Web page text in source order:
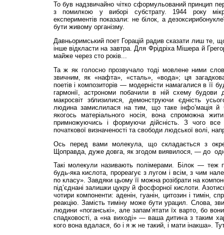
То був надзвичайно чітко сформульований принцип
з помилкою у виборі субстрату. 1944 року
експериментів показали: не білок, а
бути живому організму.
Давньоримський поет Горацій радив сказати лиш те,
інше відкласти на завтра. Для Фрідріха Мішера й
майже через сто років...
Та ж як голосно прозвучало тоді мовлене ними
звичним, як «нафта», «сталь», «вода»; ця
поетів і композиторів — модерністи намагалися в її
гармонії, астрономи побачили в ній схему будови
макросвіт зблизилися, демонструючи єдність
людина замислилася на тим, що таке інфо’мація
якогось матеріального носія, вона спроможна
примножуючись і формуючи дійсність. З чого
початкової визначеності та свободи людської волі,
Ось перед вами молекула, що складається з
Щоправда, дуже довга, як згодом виявилося, — до
Такі молекули називають полімерами. Білок — теж
будь-яка кислота, прореагує з лугом і всім, з чим
по класу». Завдяки цьому її можна розібрати на
під’єднані залишки цукру й фосфорної кислоти.
чотири компоненти: аденін, гуанін, цитозин і тимін,
реакцію. Замість тиміну може бути урацил. Слова,
людини «поганські», але запам’ятати їх варто, бо
спадковості, а «на виході» — ваша дитина з таким
кого вона вдалася, бо і я ж не такий, і мати інакша».